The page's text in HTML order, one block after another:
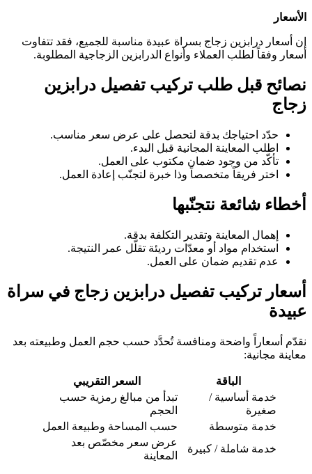
الأسعار
إن أسعار درابزين زجاج بسراة عبيدة مناسبة للجميع، فقد تتفاوت
أسعار وفقاً لطلب العملاء وأنواع الدرابزين الزجاجية المطلوبة.
نصائح قبل طلب تركيب تفصيل درابزين
زجاج
حدّد احتياجك بدقة لتحصل على عرض سعر مناسب.
اطلب المعاينة المجانية قبل البدء.
تأكّد من وجود ضمان مكتوب على العمل.
اختر فريقاً متخصصاً وذا خبرة لتجنّب إعادة العمل.
أخطاء شائعة نتجنّبها
إهمال المعاينة وتقدير التكلفة بدقة.
استخدام مواد أو معدّات رديئة تقلّل عمر النتيجة.
عدم تقديم ضمان على العمل.
أسعار تركيب تفصيل درابزين زجاج في سراة
عبيدة
نقدّم أسعاراً واضحة ومنافسة تُحدَّد حسب حجم العمل وطبيعته بعد
معاينة مجانية:
الباقة
السعر التقريبي
خدمة أساسية /
صغيرة
تبدأ من مبالغ رمزية حسب
الحجم
خدمة متوسطة
حسب المساحة وطبيعة العمل
خدمة شاملة / كبيرة
عرض سعر مخصّص بعد
المعاينة